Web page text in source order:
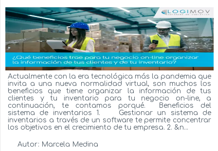
Actualmente con la era tecnológica más la pandemia que
invita a una nueva normalidad virtual, son muchos los
beneficios que tiene organizar la información de tus
clientes y tu inventario para tu negocio on-line, a
continuación, te contamos porqué. Beneficios del
sistema de inventarios 1. Gestionar un sistema de
inventarios a través de un software te permite concentrar
los objetivos en el crecimiento de tu empresa. 2. &n...
Autor: Marcela Medina